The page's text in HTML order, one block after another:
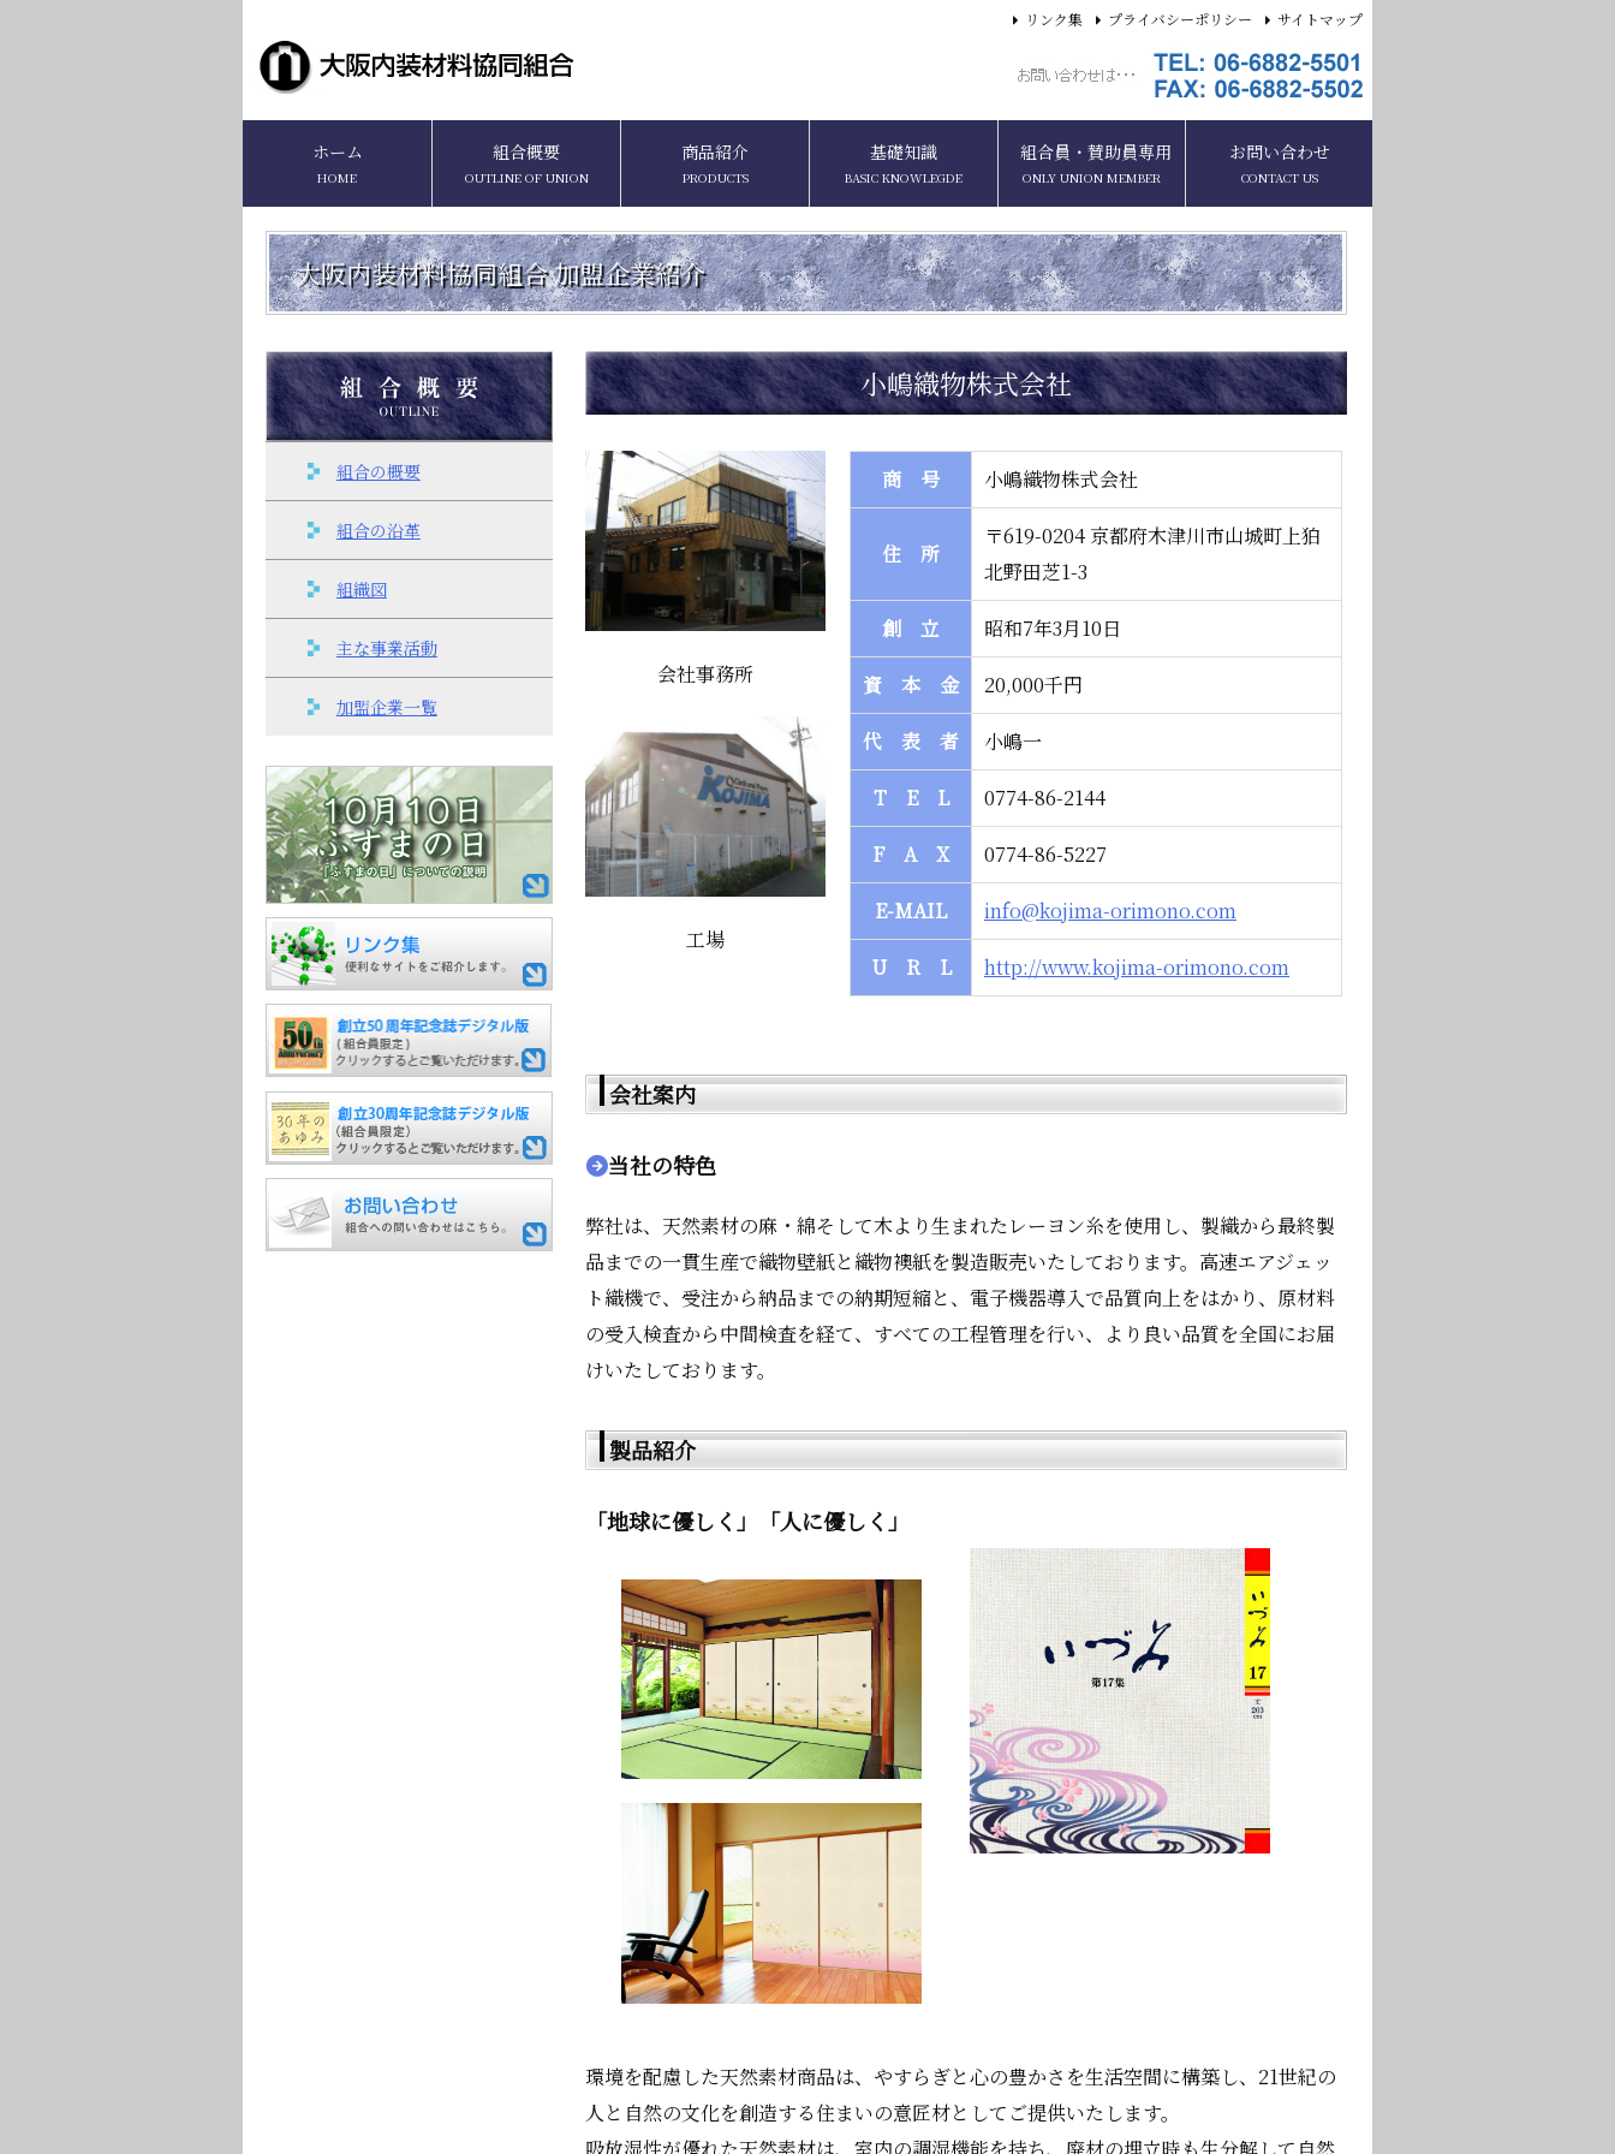
ホーム
HOME
組合概要
OUTLINE OF UNION
商品紹介
PRODUCTS
基礎知識
BASIC KNOWLEGDE
組合員・賛助員専用
ONLY UNION MEMBER
お問い合わせ
CONTACT US
リンク集 プライバシーポリシー サイトマップ
大阪内装材料協同組合加盟企業紹介
組合の概要
組合の沿革
組織図
主な事業活動
加盟企業一覧
小嶋織物株式会社
会社事務所
工場
商 号 小嶋織物株式会社
住 所
〒619-0204 京都府木津川市山城町上狛
北野田芝1-3
創 立 昭和7年3月10日
資 本 金 20,000千円
代 表 者 小嶋一
T E L 0774-86-2144
F A X 0774-86-5227
E-MAIL info@kojima-orimono.com
U R L http://www.kojima-orimono.com
会社案内
当社の特色
弊社は、天然素材の麻・綿そして木より生まれたレーヨン糸を使用し、製織から最終製
品までの一貫生産で織物壁紙と織物襖紙を製造販売いたしております。高速エアジェッ
ト織機で、受注から納品までの納期短縮と、電子機器導入で品質向上をはかり、原材料
の受入検査から中間検査を経て、すべての工程管理を行い、より良い品質を全国にお届
けいたしております。
製品紹介
「地球に優しく」「人に優しく」
環境を配慮した天然素材商品は、やすらぎと心の豊かさを生活空間に構築し、21世紀の
人と自然の文化を創造する住まいの意匠材としてご提供いたします。